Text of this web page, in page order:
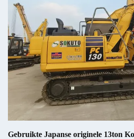
Gebruikte Japanse originele 13ton